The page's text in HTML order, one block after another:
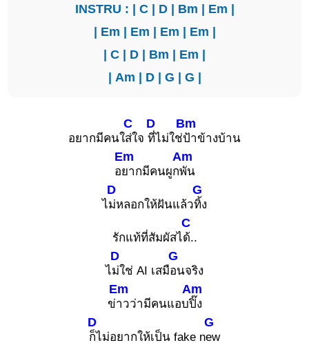
INSTRU : | C| D| Bm | Em |
| Em | Em | Em | Em |
| C | D | Bm | Em |
| Am | D| G | G |
อยากมีคนใ
C
ส่ใจ
D
ที่ไม่ใช่
Bm
ป้าข้างบ้าน
อ
Em
ยากมีคนผูก
Am
พัน
ไ
D
ม่หลอกให้ฝันแล้ว
G
ทิ้ง
รักแท้ที่สัมผัสไ
C
ด้..
ไ
D
ม่ใช่ AI เสมื
G
อนจริง
ข่
Em
าวว่ามีคนแอบ
Am
ปิ๊ง
D
ก็ไม่อยากให้เป็น fake n
G
ew